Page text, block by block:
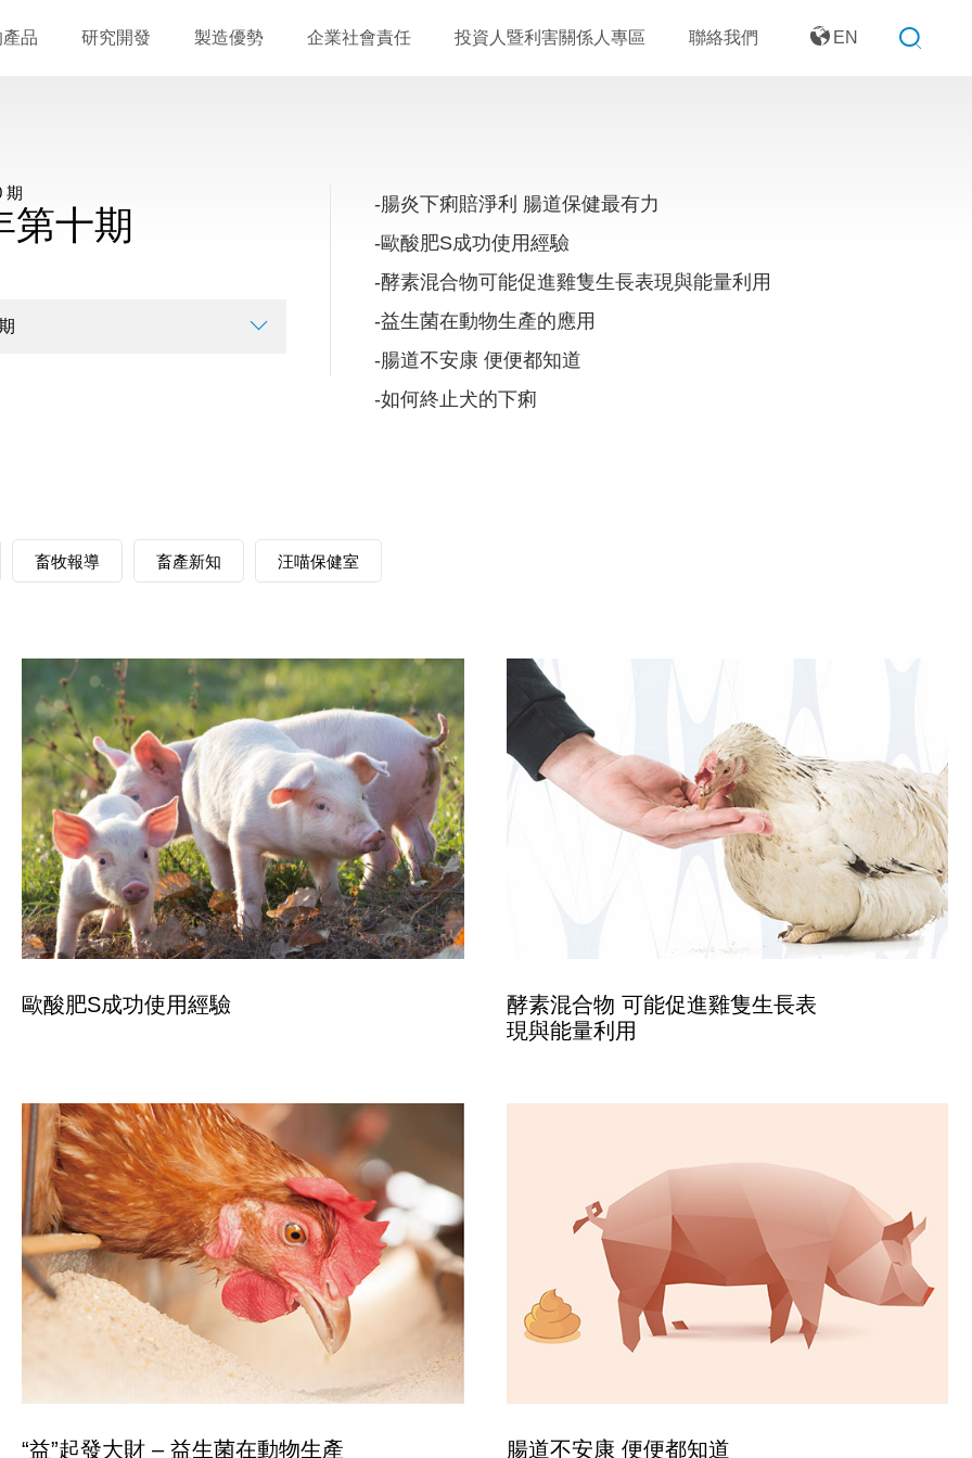
品 研究開發 製造優勢 企業社會責任 投資人暨利害關係人專區 聯絡我們 EN
期
第十期
-腸炎下痢賠淨利 腸道保健最有力
-歐酸肥S成功使用經驗
-酵素混合物可能促進雞隻生長表現與能量利用
-益生菌在動物生產的應用
-腸道不安康 便便都知道
-如何終止犬的下痢
畜牧報導 畜產新知 汪喵保健室
歐酸肥S成功使用經驗
酵素混合物 可能促進雞隻生長表
現與能量利用
“益”起發大財 – 益生菌在動物生產 腸道不安康 便便都知道